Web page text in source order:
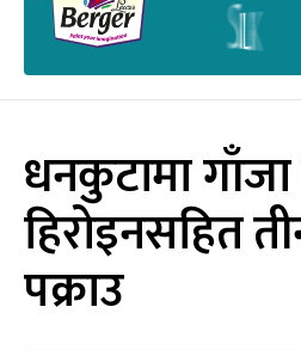
धनकुटामा
हिरोइनसहित
पक्राउ